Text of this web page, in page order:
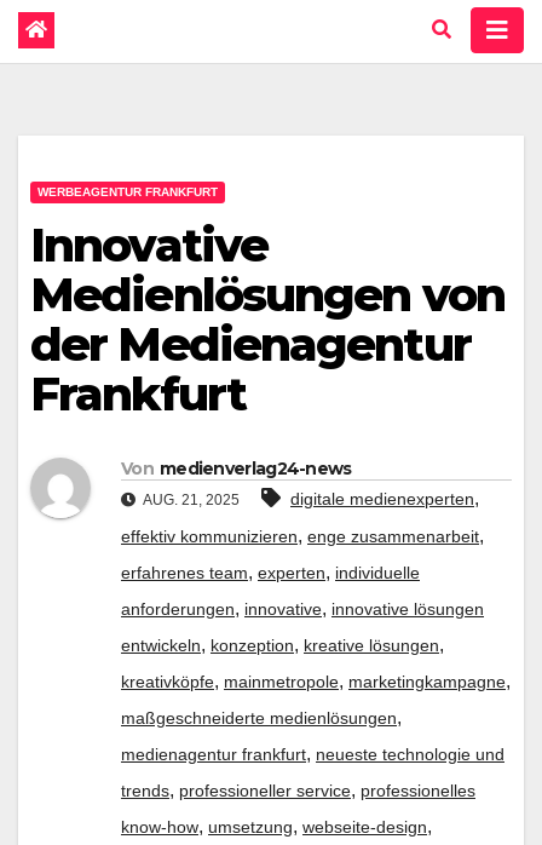
WERBEAGENTUR FRANKFURT
Innovative
Medienlösungen von
der Medienagentur
Frankfurt
Von medienverlag24-news
AUG. 21, 2025 digitale medienexperten,
effektiv kommunizieren, enge zusammenarbeit,
erfahrenes team, experten, individuelle
anforderungen, innovative, innovative lösungen
entwickeln, konzeption, kreative lösungen,
kreativköpfe, mainmetropole, marketingkampagne,
maßgeschneiderte medienlösungen,
medienagentur frankfurt, neueste technologie und
trends, professioneller service, professionelles
know-how, umsetzung, webseite-design,